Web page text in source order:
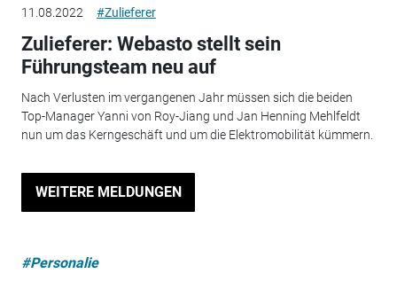
11.08.2022 #Zulieferer
Zulieferer: Webasto stellt sein
Führungsteam neu auf
Nach Verlusten im vergangenen Jahr müssen sich die beiden
Top-Manager Yanni von Roy-Jiang und Jan Henning Mehlfeldt
nun um das Kerngeschäft und um die Elektromobilität kümmern.
WEITERE MELDUNGEN
#Personalie